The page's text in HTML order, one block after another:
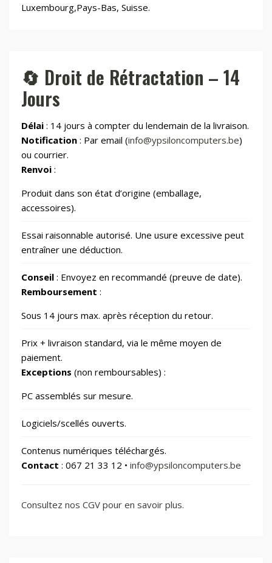
📂
⌚ Montres & Rings 100
📂
📂 Outillage
📷 Photos et Caméras 797
📂 Santé et beauté 64
🏠 Smart Home/Lighting/Lighting fixtures
Smartphones & Tablets
📂 Vélos & Trottinettes
Luxembourg,Pays-Bas, Suisse.
🔄 Droit de Rétractation – 14
Jours
Délai : 14 jours à compter du lendemain de la livraison.
Notification : Par email (info@ypsiloncomputers.be)
ou courrier.
Renvoi :
Produit dans son état d’origine (emballage,
accessoires).
Essai raisonnable autorisé. Une usure excessive peut
entraîner une déduction.
Conseil : Envoyez en recommandé (preuve de date).
Remboursement :
Sous 14 jours max. après réception du retour.
Prix + livraison standard, via le même moyen de
paiement.
Exceptions (non remboursables) :
PC assemblés sur mesure.
Logiciels/scellés ouverts.
Contenus numériques téléchargés.
Contact : 067 21 33 12 • info@ypsiloncomputers.be
Consultez nos CGV pour en savoir plus.